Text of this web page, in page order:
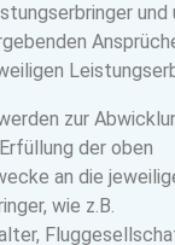
und
zur
der oben
an die
wie z.B.